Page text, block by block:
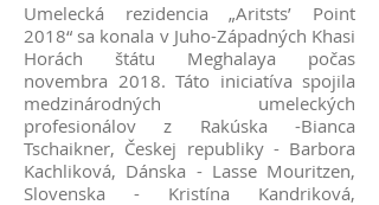
Umelecká rezidencia „Aritsts’ Point
2018“ sa konala v Juho-Západných Khasi
Horách štátu Meghalaya počas
novembra 2018. Táto iniciatíva spojila
medzinárodných umeleckých
profesionálov z Rakúska -Bianca
Tschaikner, Českej republiky - Barbora
Kachliková, Dánska - Lasse Mouritzen,
Slovenska - Kristína Kandriková,